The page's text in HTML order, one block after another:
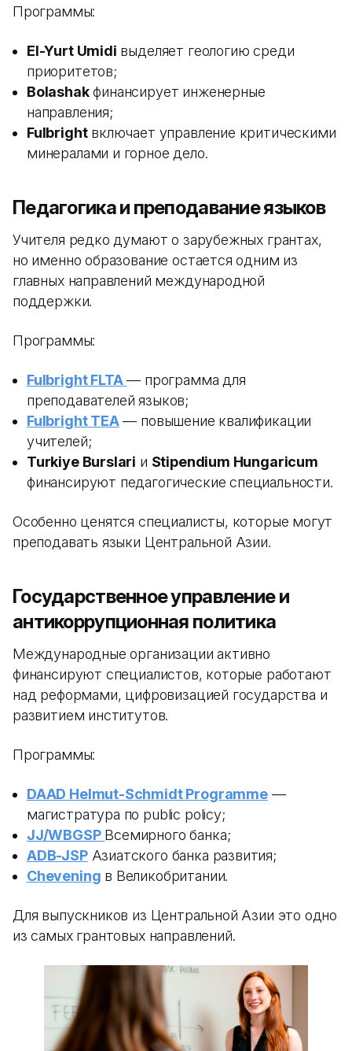
Программы:
El-Yurt Umidi выделяет геологию среди
приоритетов;
Bolashakфинансирует инженерные
направления;
Fulbrightвключает управление критическими
минералами и горное дело.
Педагогика и преподавание языков
Учителя редко думают о зарубежных грантах,
но именно образование остается одним из
главных направлений международной
поддержки.
Программы:
Fulbright FLTA — программа для
преподавателей языков;
Fulbright TEA— повышение квалификации
учителей;
Turkiye Burslari и Stipendium Hungaricum
финансируют педагогические специальности.
Особенно ценятся специалисты, которые могут
преподавать языки Центральной Азии.
Государственное управление и
антикоррупционная политика
Международные организации активно
финансируют специалистов, которые работают
над реформами, цифровизацией государства и
развитием институтов.
Программы:
DAAD Helmut-Schmidt Programme—
магистратура по public policy;
JJ/WBGSP Всемирного банка;
ADB-JSPАзиатского банка развития;
Chevening в Великобритании.
Для выпускников из Центральной Азии это одно
из самых грантовых направлений.